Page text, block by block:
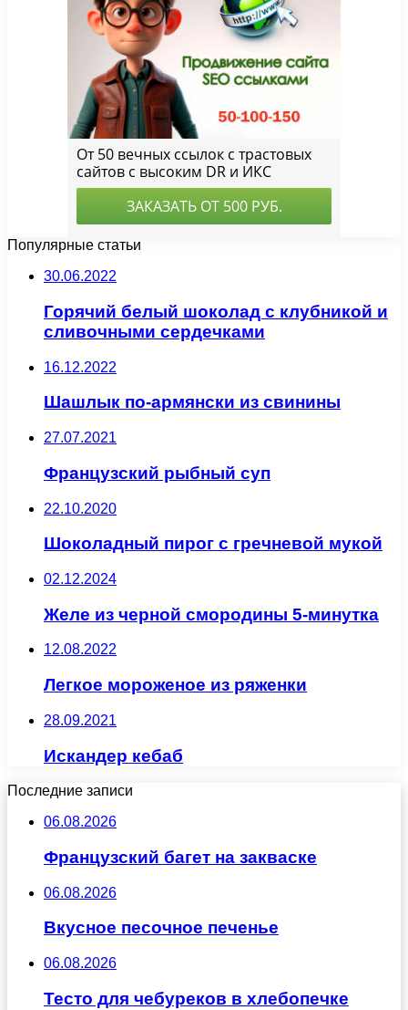
Популярные статьи
30.06.2022
Горячий белый шоколад с клубникой и
сливочными сердечками
16.12.2022
Шашлык по-армянски из свинины
27.07.2021
Французский рыбный суп
22.10.2020
Шоколадный пирог с гречневой мукой
02.12.2024
Желе из черной смородины 5-минутка
12.08.2022
Легкое мороженое из ряженки
28.09.2021
Искандер кебаб
Последние записи
06.08.2026
Французский багет на закваске
06.08.2026
Вкусное песочное печенье
06.08.2026
Тесто для чебуреков в хлебопечке